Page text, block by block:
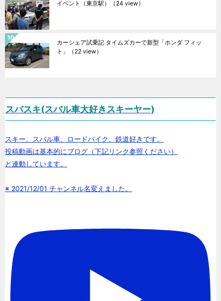
イベント（東京駅） （24 view）
カーシェア試乗記 タイムズカーで新型「ホンダ フィッ
ト」
（22 view）
スバスキ(スバル車大好きスキーヤー)
スキー、スバル車、ロードバイク、鉄道好きです。
投稿動画は基本的にブログ（下記リンク参照ください）
と連動しています。
※ 2021/12/01 チャンネル名変えました。